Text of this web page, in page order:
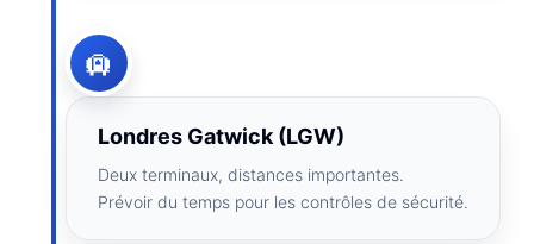
🛄
Londres Gatwick (LGW)
Deux terminaux, distances importantes.
Prévoir du temps pour les contrôles de sécurité.